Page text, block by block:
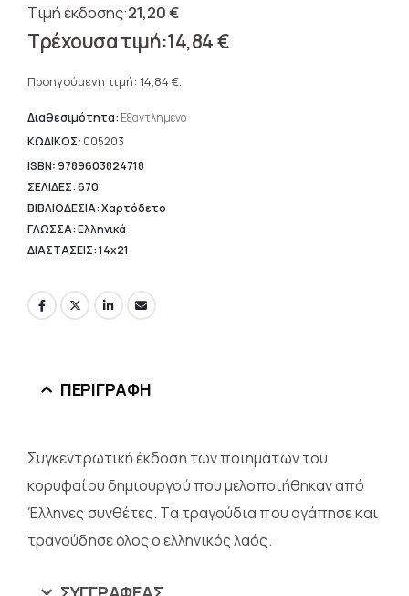
21,20€
Original
price
21,20 €.
14,84€
τρέχουσα
είναι:
14,84 €.
Προηγούμενη τιμή: 14,84 €.
Διαθεσιμότητα: Εξαντλημένο
ΚΩΔΙΚΟΣ: 005203
ISBN: 9789603824718
ΣΕΛΙΔΕΣ: 670
ΒΙΒΛΙΟΔΕΣΙΑ: Χαρτόδετο
ΓΛΩΣΣΑ: Ελληνικά
ΔΙΑΣΤΑΣΕΙΣ: 14x21
ΠΕΡΙΓΡΑΦΉ
Συγκεντρωτική έκδοση των ποιημάτων του
κορυφαίου δημιουργού που μελοποιήθηκαν από
Έλληνες συνθέτες. Τα τραγούδια που αγάπησε και
τραγούδησε όλος ο ελληνικός λαός.